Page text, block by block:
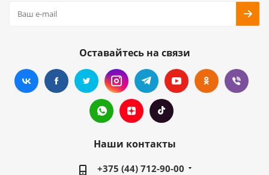
Оставайтесь на связи
Наши контакты
+375 (44) 712-90-00